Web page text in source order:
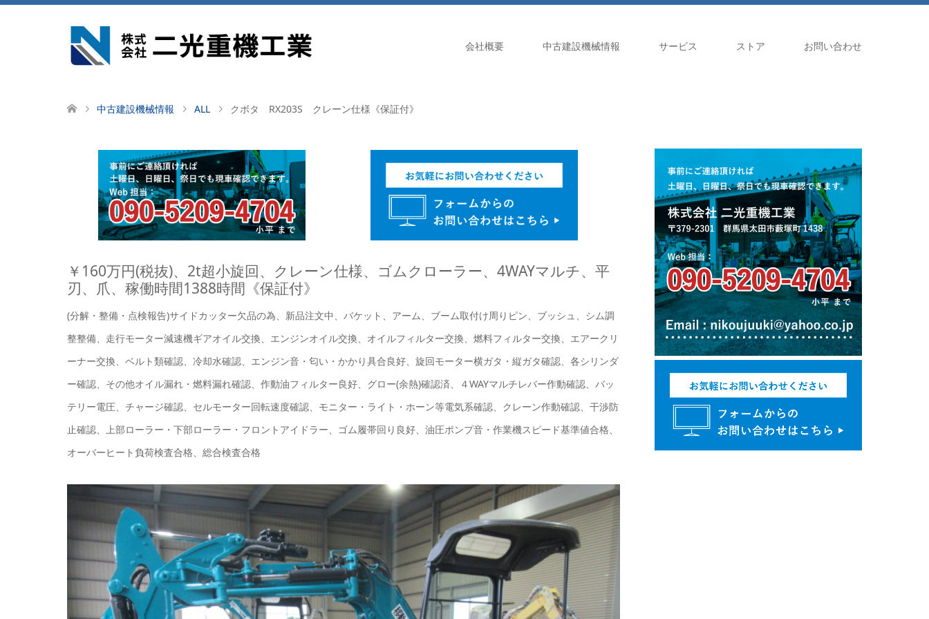
会社概要 中古建設機械情報 サービス ストア お問い合わせ
中古建設機械情報 ALL クボタ RX203S クレーン仕様《保証付》
￥160万円(税抜)、2t超小旋回、クレーン仕様、ゴムクローラー、4WAYマルチ、平
刃、爪、稼働時間1388時間《保証付》
(分解・整備・点検報告)サイドカッター欠品の為、新品注文中、バケット、アーム、ブーム取付け周りピン、ブッシュ、シム調
整整備、走行モーター減速機ギアオイル交換、エンジンオイル交換、オイルフィルター交換、燃料フィルター交換、エアークリ
ーナー交換、ベルト類確認、冷却水確認、エンジン音・匂い・かかり具合良好、旋回モーター横ガタ・縦ガタ確認、各シリンダ
ー確認、その他オイル漏れ・燃料漏れ確認、作動油フィルター良好、グロー(余熱)確認済、４WAYマルチレバー作動確認、バッ
テリー電圧、チャージ確認、セルモーター回転速度確認、モニター・ライト・ホーン等電気系確認、クレーン作動確認、干渉防
止確認、上部ローラー・下部ローラー・フロントアイドラー、ゴム履帯回り良好、油圧ポンプ音・作業機スピード基準値合格、
オーバーヒート負荷検査合格、総合検査合格